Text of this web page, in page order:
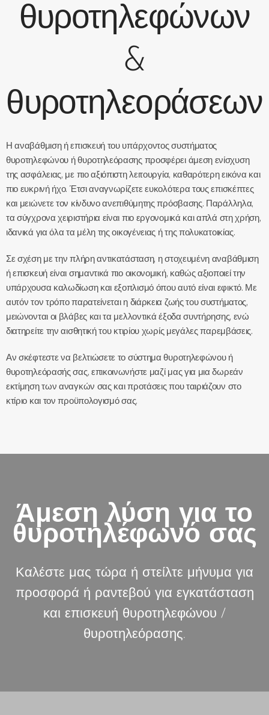
θυροτηλεφώνων
&
θυροτηλεοράσεων
Η αναβάθμιση ή επισκευή του υπάρχοντος συστήματος
θυροτηλεφώνου ή θυροτηλεόρασης προσφέρει άμεση ενίσχυση
της ασφάλειας, με πιο αξιόπιστη λειτουργία, καθαρότερη εικόνα και
πιο ευκρινή ήχο. Έτσι αναγνωρίζετε ευκολότερα τους επισκέπτες
και μειώνετε τον κίνδυνο ανεπιθύμητης πρόσβασης. Παράλληλα,
τα σύγχρονα χειριστήρια είναι πιο εργονομικά και απλά στη χρήση,
ιδανικά για όλα τα μέλη της οικογένειας ή της πολυκατοικίας.
Σε σχέση με την πλήρη αντικατάσταση, η στοχευμένη αναβάθμιση
ή επισκευή είναι σημαντικά πιο οικονομική, καθώς αξιοποιεί την
υπάρχουσα καλωδίωση και εξοπλισμό όπου αυτό είναι εφικτό. Με
αυτόν τον τρόπο παρατείνεται η διάρκεια ζωής του συστήματος,
μειώνονται οι βλάβες και τα μελλοντικά έξοδα συντήρησης, ενώ
διατηρείτε την αισθητική του κτιρίου χωρίς μεγάλες παρεμβάσεις.
Αν σκέφτεστε να βελτιώσετε το σύστημα θυροτηλεφώνου ή
θυροτηλεόρασής σας, επικοινωνήστε μαζί μας για μια δωρεάν
εκτίμηση των αναγκών σας και προτάσεις που ταιριάζουν στο
κτίριο και τον προϋπολογισμό σας.
Άμεση λύση για το
θυροτηλέφωνό σας
Καλέστε μας τώρα ή στείλτε μήνυμα για
προσφορά ή ραντεβού για εγκατάσταση
και επισκευή θυροτηλεφώνου /
θυροτηλεόρασης.